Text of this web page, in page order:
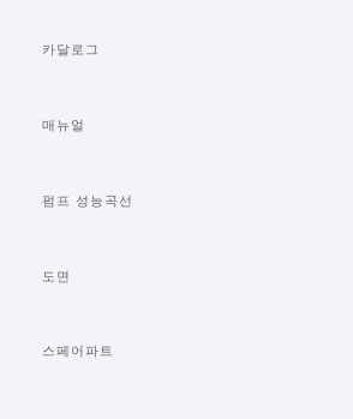
카달로그
매뉴얼
펌프 성능곡선
도면
스페어파트